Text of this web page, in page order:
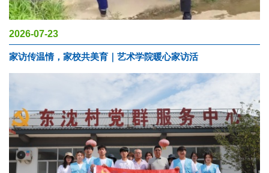
2026-07-23
家访传温情，家校共美育｜艺术学院暖心家访活